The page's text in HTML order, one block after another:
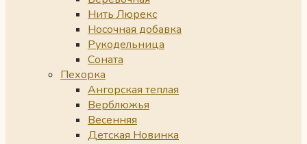
Нить Люрекс
Носочная добавка
Рукодельница
Соната
Пехорка
Ангорская теплая
Верблюжья
Весенняя
Детская Новинка